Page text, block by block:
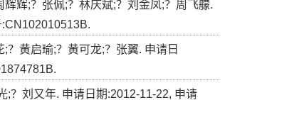
辉;？张佩;？林庆斌;？刘金凤;？周飞艨.
？黄启瑜;？黄可龙;？张翼. 申请日
;？刘又年. 申请日期:2012-11-22, 申请